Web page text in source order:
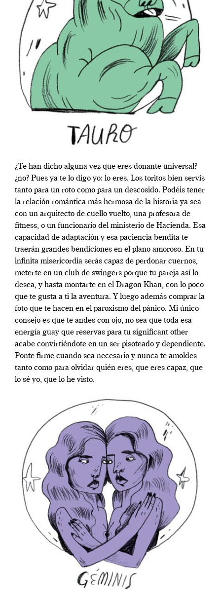
¿Te han dicho alguna vez que eres donante universal?
¿no? Pues ya te lo digo yo: lo eres. Los toritos bien servís
tanto para un roto como para un descosido. Podéis tener
la relación romántica más hermosa de la historia ya sea
con un arquitecto de cuello vuelto, una profesora de
fitness, o un funcionario del ministerio de Hacienda. Esa
capacidad de adaptación y esa paciencia bendita te
traerán grandes bendiciones en el plano amoroso. En tu
infinita misericordia serás capaz de perdonar cuernos,
meterte en un club de swingers porque tu pareja así lo
desea, y hasta montarte en el Dragon Khan, con lo poco
que te gusta a ti la aventura. Y luego además comprar la
foto que te hacen en el paroxismo del pánico. Mi único
consejo es que te andes con ojo, no sea que toda esa
energía guay que reservas para tu significant other
acabe convirtiéndote en un ser pisoteado y dependiente.
Ponte firme cuando sea necesario y nunca te amoldes
tanto como para olvidar quién eres, que eres capaz, que
lo sé yo, que lo he visto.